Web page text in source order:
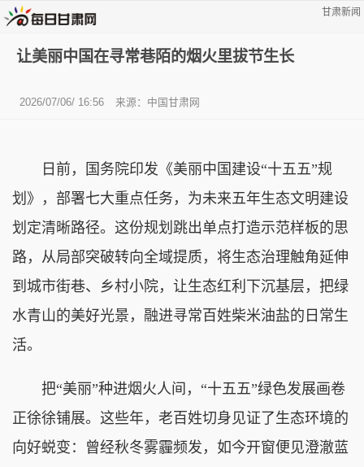
甘肃新闻
让美丽中国在寻常巷陌的烟火里拔节生长
2026/07/06/ 16:56 来源：中国甘肃网
日前，国务院印发《美丽中国建设“十五五”规
划》，部署七大重点任务，为未来五年生态文明建设
划定清晰路径。这份规划跳出单点打造示范样板的思
路，从局部突破转向全域提质，将生态治理触角延伸
到城市街巷、乡村小院，让生态红利下沉基层，把绿
水青山的美好光景，融进寻常百姓柴米油盐的日常生
活。
把“美丽”种进烟火人间，“十五五”绿色发展画卷
正徐徐铺展。这些年，老百姓切身见证了生态环境的
向好蜕变：曾经秋冬雾霾频发，如今开窗便见澄澈蓝